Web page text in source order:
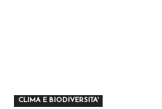
CLIMA E BIODIVERSITA'